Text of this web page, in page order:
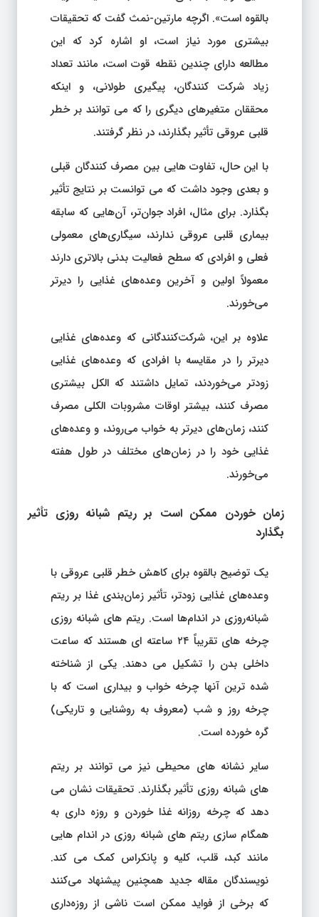
بالقوه است». اگرچه مارتین-نمث گفت که تحقیقات
بیشتری مورد نیاز است، او اشاره کرد که این
مطالعه دارای چندین نقطه قوت است، مانند تعداد
زیاد شرکت کنندگان، پیگیری طولانی، و اینکه
محققان متغیرهای دیگری را که می توانند بر خطر
قلبی عروقی تأثیر بگذارند، در نظر گرفتند.
با این حال، تفاوت هایی بین مصرف کنندگان قبلی
و بعدی وجود داشت که می توانست بر نتایج تأثیر
بگذارد. برای مثال، افراد جوان‌تر، آن‌هایی که سابقه
بیماری قلبی عروقی ندارند، سیگاری‌های معمولی
فعلی و افرادی که سطح فعالیت بدنی بالاتری دارند
معمولاً اولین و آخرین وعده‌های غذایی را دیرتر
می‌خورند.
علاوه بر این، شرکت‌کنندگانی که وعده‌های غذایی
دیرتر را در مقایسه با افرادی که وعده‌های غذایی
زودتر می‌خوردند، تمایل داشتند که الکل بیشتری
مصرف کنند، بیشتر اوقات مشروبات الکلی مصرف
کنند، زمان‌های دیرتر به خواب می‌روند، و وعده‌های
غذایی خود را در زمان‌های مختلف در طول هفته
می‌خورند.
زمان خوردن ممکن است بر ریتم شبانه روزی تأثیر
بگذارد
یک توضیح بالقوه برای کاهش خطر قلبی عروقی با
وعده‌های غذایی زودتر، تأثیر زمان‌بندی غذا بر ریتم
شبانه‌روزی در اندام‌ها است. ریتم های شبانه روزی
چرخه های تقریباً ۲۴ ساعته ای هستند که ساعت
داخلی بدن را تشکیل می دهند. یکی از شناخته
شده ترین آنها چرخه خواب و بیداری است که با
چرخه روز و شب (معروف به روشنایی و تاریکی)
گره خورده است.
سایر نشانه های محیطی نیز می توانند بر ریتم
های شبانه روزی تأثیر بگذارند. تحقیقات نشان می
دهد که چرخه روزانه غذا خوردن و روزه داری به
همگام سازی ریتم های شبانه روزی در اندام هایی
مانند کبد، قلب، کلیه و پانکراس کمک می کند.
نویسندگان مقاله جدید همچنین پیشنهاد می‌کنند
که برخی از فواید ممکن است ناشی از روزه‌داری